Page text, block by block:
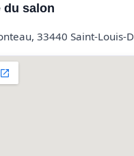
du salon
33440 Saint-Louis-